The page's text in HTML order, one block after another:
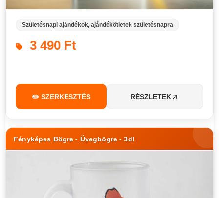
Születésnapi ajándékok, ajándékötletek születésnapra
3 490 Ft
✏️ SZERKESZTÉS RÉSZLETEK
Fényképes Bögre - Üvegbögre - 3dl